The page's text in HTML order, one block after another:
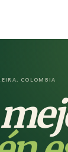
COLOMBIA